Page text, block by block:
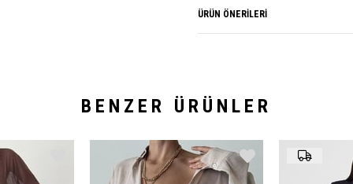
ÜRÜN ÖNERILERI
BENZER ÜRÜNLER